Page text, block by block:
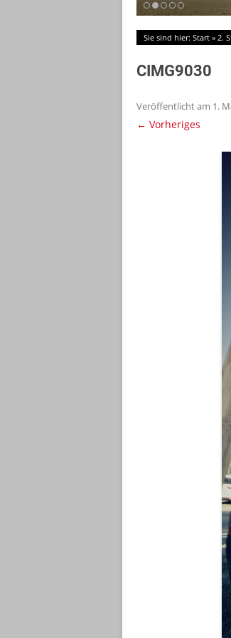
Sie sind hier: Start » 2.
CIMG9030
Veröffentlicht am 1.
← Vorheriges